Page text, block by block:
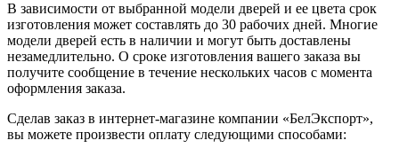
В зависимости от выбранной модели дверей и ее цвета срок
изготовления может составлять до 30 рабочих дней. Многие
модели дверей есть в наличии и могут быть доставлены
незамедлительно. О сроке изготовления вашего заказа вы
получите сообщение в течение нескольких часов с момента
оформления заказа.
Сделав заказ в интернет-магазине компании «БелЭкспорт»,
вы можете произвести оплату следующими способами: